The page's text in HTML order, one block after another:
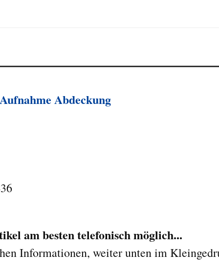
Abdeckung
am besten telefonisch möglich...
Informationen, weiter unten im